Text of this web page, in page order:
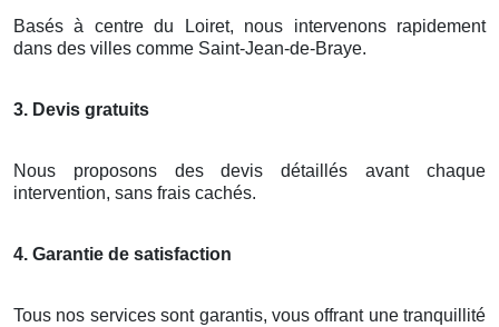
Basés à centre du Loiret, nous intervenons rapidement
dans des villes comme Saint-Jean-de-Braye.
3. Devis gratuits
Nous proposons des devis détaillés avant chaque
intervention, sans frais cachés.
4. Garantie de satisfaction
Tous nos services sont garantis, vous offrant une tranquillité